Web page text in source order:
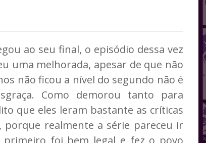
ao seu final, o episódio dessa vez
uma melhorada, apesar de que não
não ficou a nível do segundo não é
Como demorou tanto para
que eles leram bastante as críticas
realmente a série pareceu ir
primeiro foi bem legal e fez o povo